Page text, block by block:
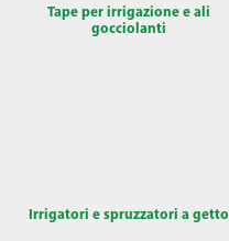
Tape per irrigazione e ali
gocciolanti
Irrigatori e spruzzatori a getto